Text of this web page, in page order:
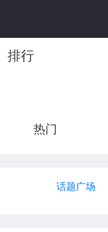
排行
热门
话题广场